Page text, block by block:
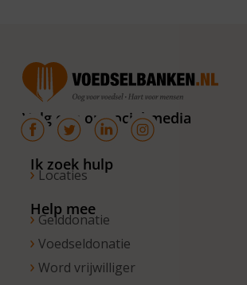
van 10.00 –
16.00 uur. Op
de vrijdagen
zijn wij
bereikbaar
van 10.00 –
Volg ons op social media
Ik zoek hulp
Locaties
Help mee
Gelddonatie
Voedseldonatie
Word vrijwilliger